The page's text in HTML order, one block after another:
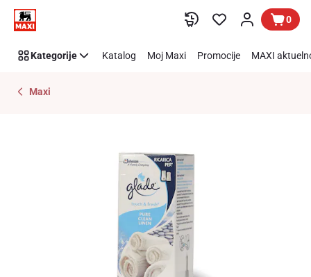
Preskoči link 0
Kategorije Katalog Moj Maxi Promocije MAXI
Maxi